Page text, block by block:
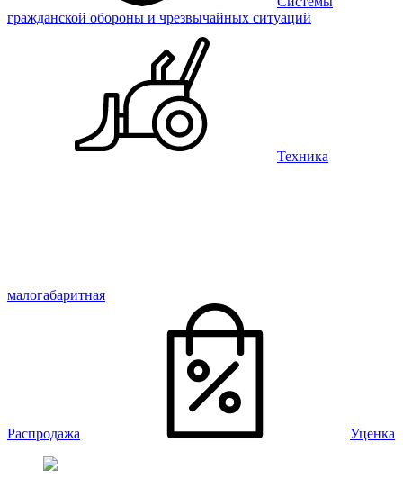
гражданской обороны и чрезвычайных ситуаций
Техника
малогабаритная
Распродажа Уценка